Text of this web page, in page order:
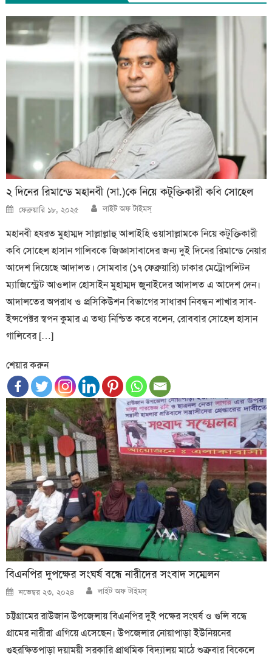
২ দিনের রিমান্ডে মহানবী (সা.)কে নিয়ে কটূক্তিকারী কবি সোহেল
Posted
on
ফেব্রুয়ারি ১৮, ২০২৫ Author
লাইট অফ টাইমস্
মহানবী হযরত মুহাম্মদ সাল্লাল্লাহু আলাইহি ওয়াসাল্লামকে নিয়ে কটূক্তিকারী
কবি সোহেল হাসান গালিবকে জিজ্ঞাসাবাদের জন্য দুই দিনের রিমান্ডে নেয়ার
আদেশ দিয়েছে আদালত। সোমবার (১৭ ফেব্রুয়ারি) ঢাকার মেট্রোপলিটন
ম্যাজিস্ট্রেট আওলাদ হোসাইন মুহাম্মদ জুনাইদের আদালত এ আদেশ দেন।
আদালতের অপরাধ ও প্রসিকিউশন বিভাগের সাধারণ নিবন্ধন শাখার সাব-
ইন্সপেক্টর স্বপন কুমার এ তথ্য নিশ্চিত করে বলেন, রোববার সোহেল হাসান
গালিবের […]
শেয়ার করুন
বিএনপির দুপক্ষের সংঘর্ষ বন্ধে নারীদের সংবাদ সম্মেলন
Posted
on
নভেম্বর ২৩, ২০২৪ Author
লাইট অফ টাইমস্
চট্টগ্রামের রাউজান উপজেলায় বিএনপির দুই পক্ষের সংঘর্ষ ও গুলি বন্ধে
গ্রামের নারীরা এগিয়ে এসেছেন। উপজেলার নোয়াপাড়া ইউনিয়নের
গুহরক্ষিতপাড়া দয়াময়ী সরকারি প্রাথমিক বিদ্যালয় মাঠে শুক্রবার বিকেলে